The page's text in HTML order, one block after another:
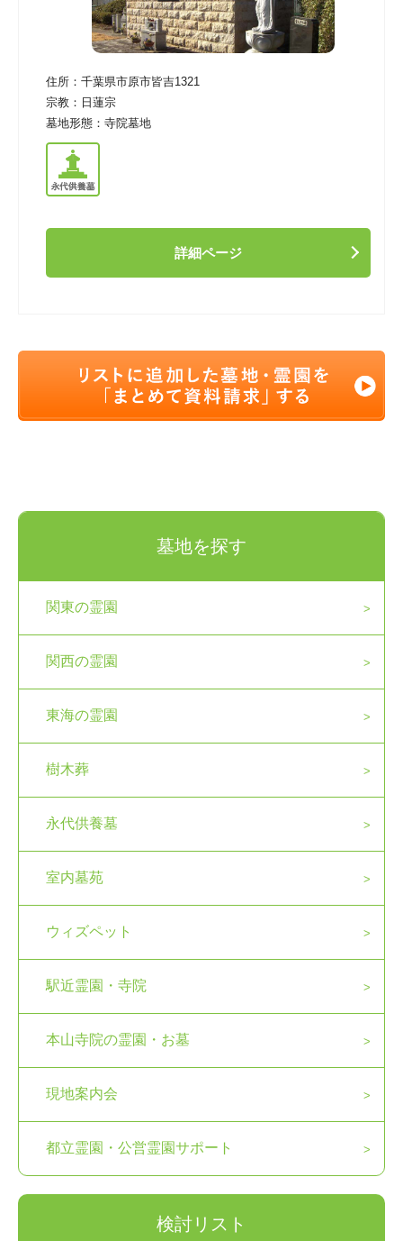
住所： 千葉県市原市皆吉1321
宗教： 日蓮宗
墓地形態： 寺院墓地
詳細ページ
墓地を探す
関東の霊園
関西の霊園
東海の霊園
樹木葬
永代供養墓
室内墓苑
ウィズペット
駅近霊園・寺院
本山寺院の霊園・お墓
現地案内会
都立霊園・公営霊園サポート
検討リスト